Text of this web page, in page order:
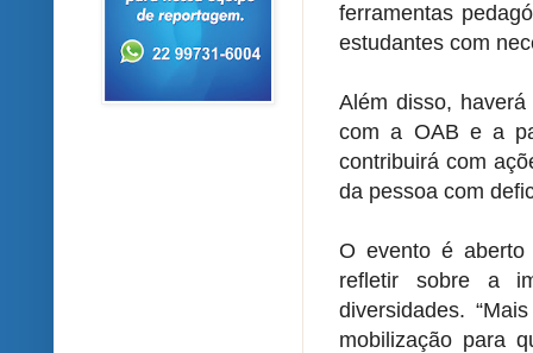
ferramentas
estudantes com
Além disso,
com a OAB e a
contribuirá com
da pessoa com
O evento é
refletir sobre a
diversidades.
mobilização para